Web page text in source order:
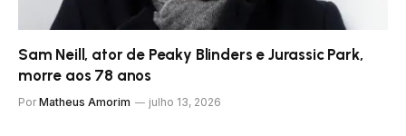
Sam Neill, ator de Peaky Blinders e Jurassic Park,
morre aos 78 anos
Por Matheus Amorim julho 13, 2026